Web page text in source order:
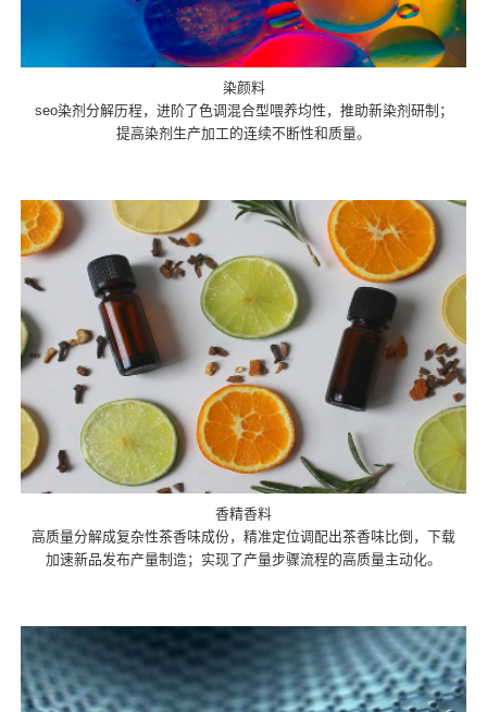
染颜料
seo染剂分解历程，进阶了色调混合型喂养均性，推助新染剂研制；
提高染剂生产加工的连续不断性和质量。
香精香料
高质量分解成复杂性茶香味成份，精准定位调配出茶香味比倒，下载
加速新品发布产量制造；实现了产量步骤流程的高质量主动化。